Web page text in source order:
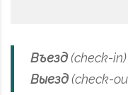
Въезд(check-in)
Выезд(check-